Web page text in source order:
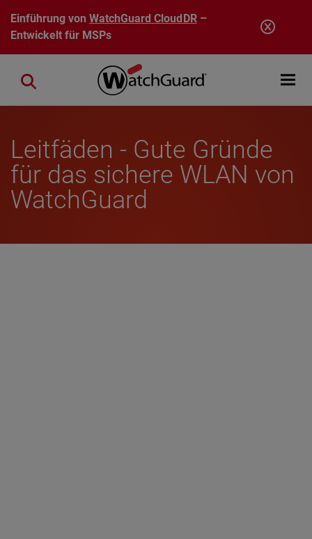
Direkt zum Inhalt
Einführung vonWatchGuard CloudDR–
Entwickelt für MSPs
Open
Close search
Leitfäden - Gute Gründe
für das sichere WLAN von
WatchGuard